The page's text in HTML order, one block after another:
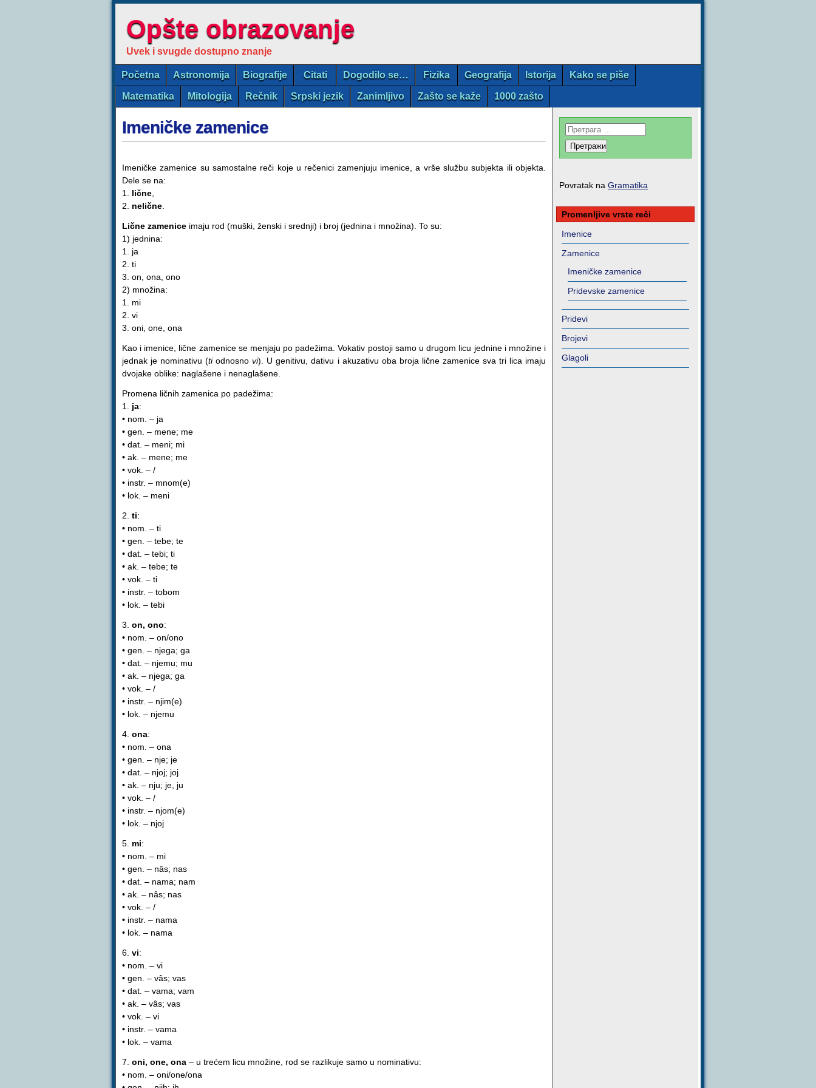
Opšte obrazovanje
Uvek i svugde dostupno znanje
Početna Astronomija Biografije Citati Dogodilo se… Fizika Geografija Istorija Kako se piše
Matematika Mitologija Rečnik Srpski jezik Zanimljivo Zašto se kaže 1000 zašto
Imeničke zamenice
Imeničke zamenice su samostalne reči koje u rečenici zamenjuju imenice, a vrše službu subjekta ili objekta.
Dele se na:
1. lične
2. nelične
Lične zamenice imaju rod (muški, ženski i srednji) i broj (jednina i množina). To su:
1) jednina:
1. ja
2. ti
3. on, ona, ono
2) množina:
1. mi
2. vi
3. oni, one, ona
Kao i imenice, lične zamenice se menjaju po padežima. Vokativ postoji samo u drugom licu jednine i množine i
jednak je nominativu (tiodnosnovi). U genitivu, dativu i akuzativu oba broja lične zamenice sva tri lica imaju
dvojake oblike: naglašene i nenaglašene.
Promena ličnih zamenica po padežima:
1. ja:
• nom. – ja
• gen. – mene; me
• dat. – meni; mi
• ak. – mene; me
• vok. – /
• instr. – mnom(e)
• lok. – meni
2. ti:
• nom. – ti
• gen. – tebe; te
• dat. – tebi; ti
• ak. – tebe; te
• vok. – ti
• instr. – tobom
• lok. – tebi
3. on, ono:
• nom. – on/ono
• gen. – njega; ga
• dat. – njemu; mu
• ak. – njega; ga
• vok. – /
• instr. – njim(e)
• lok. – njemu
4. ona:
• nom. – ona
• gen. – nje; je
• dat. – njoj; joj
• ak. – nju; je, ju
• vok. – /
• instr. – njom(e)
• lok. – njoj
5. mi:
• nom. – mi
• gen. – nâs; nas
• dat. – nama; nam
• ak. – nâs; nas
• vok. – /
• instr. – nama
• lok. – nama
6. vi:
• nom. – vi
• gen. – vâs; vas
• dat. – vama; vam
• ak. – vâs; vas
• vok. – vi
• instr. – vama
• lok. – vama
7. oni, one, ona – u trećem licu množine, rod se razlikuje samo u nominativu:
• nom. – oni/one/ona
Povratak na Gramatika
Promenljive vrste reči
Imenice
Zamenice
Imeničke zamenice
Pridevske zamenice
Pridevi
Brojevi
Glagoli